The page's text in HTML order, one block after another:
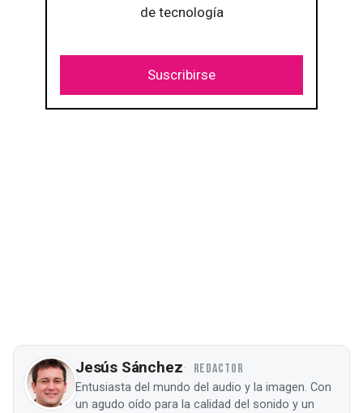
de tecnología
Suscribirse
Jesús Sánchez REDACTOR
Entusiasta del mundo del audio y la imagen. Con
un agudo oído para la calidad del sonido y un